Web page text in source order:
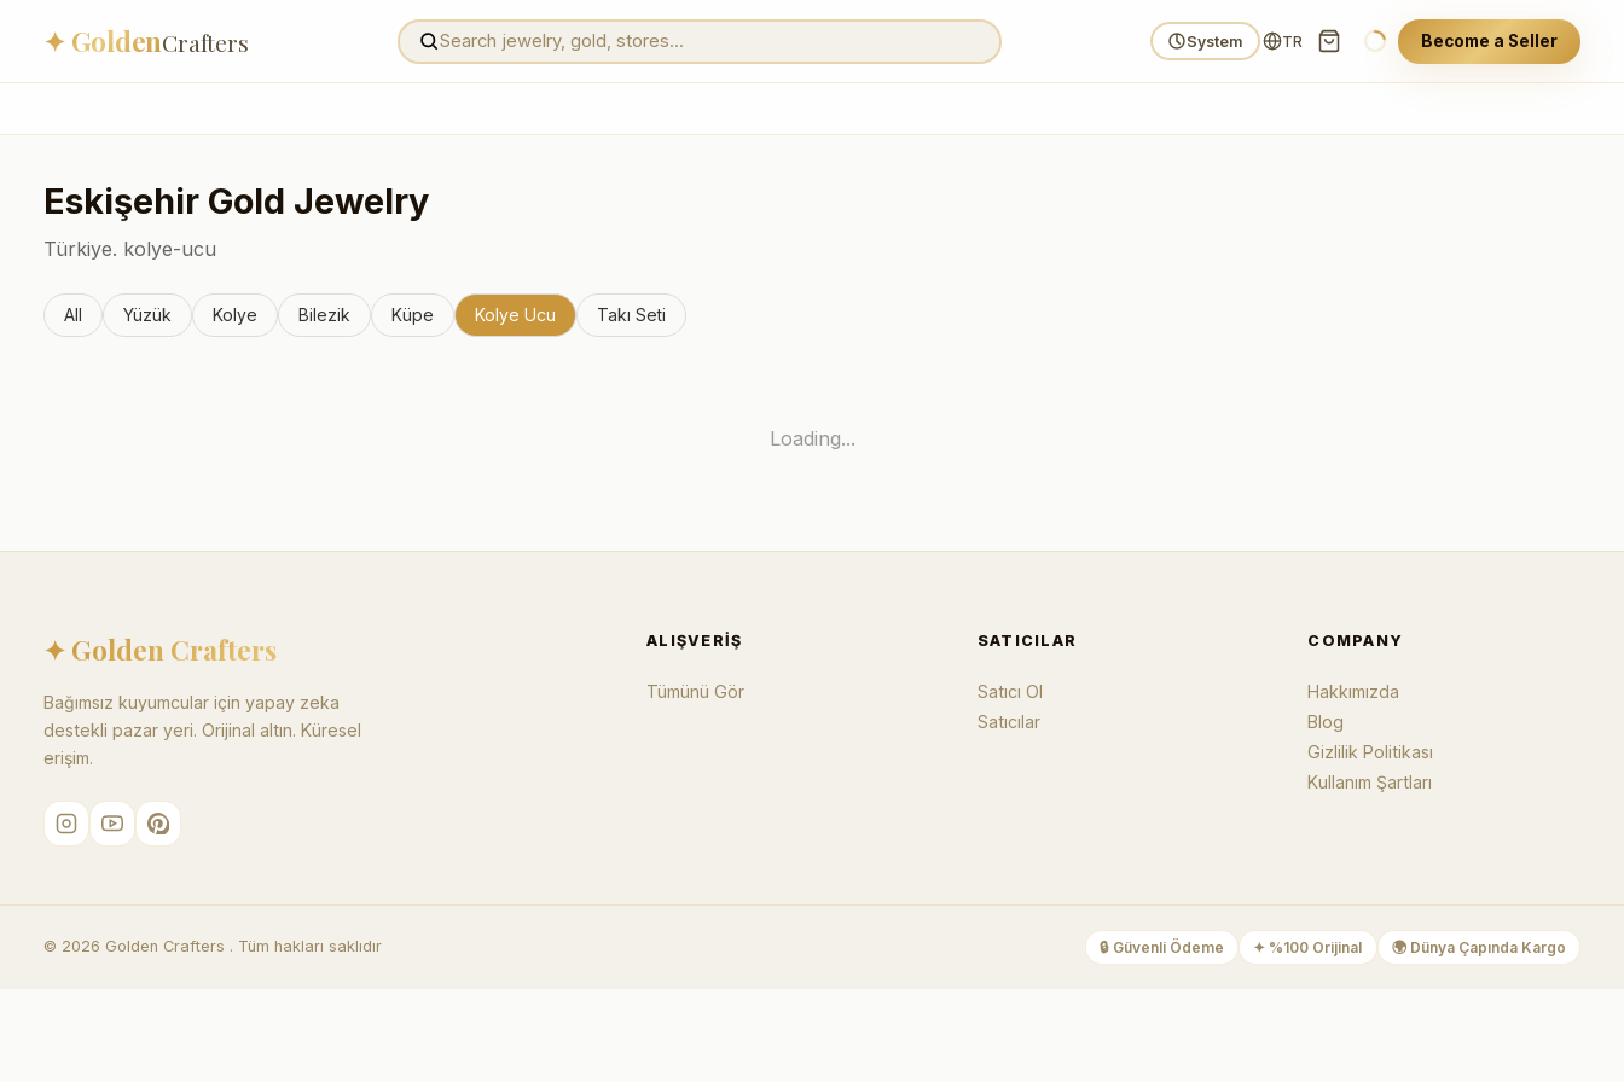
✦ GoldenCrafters System TR Become a Seller
Eskişehir Gold Jewelry
Türkiye. kolye-ucu
All Yüzük Kolye Bilezik Küpe Kolye Ucu Takı Seti
Loading...
✦ Golden Crafters
Bağımsız kuyumcular için yapay zeka
destekli pazar yeri. Orijinal altın. Küresel
erişim.
ALIŞVERIŞ
Tümünü Gör
SATICILAR
Satıcı Ol
Satıcılar
COMPANY
Hakkımızda
Blog
Gizlilik Politikası
Kullanım Şartları
© 2026 Golden Crafters . Tüm hakları saklıdır 🔒 Güvenli Ödeme ✦ %100 Orijinal 🌍 Dünya Çapında Kargo